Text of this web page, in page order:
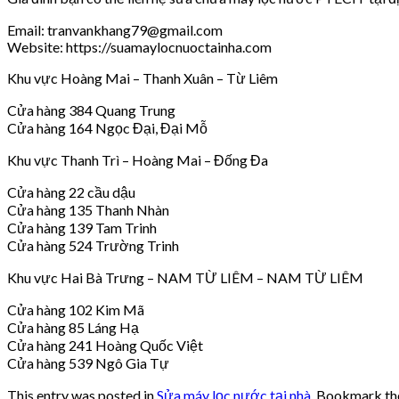
Email: tranvankhang79@gmail.com
Website: https://suamaylocnuoctainha.com
Khu vực Hoàng Mai – Thanh Xuân – Từ Liêm
Cửa hàng 384 Quang Trung
Cửa hàng 164 Ngọc Đại, Đại Mỗ
Khu vực Thanh Trì – Hoàng Mai – Đống Đa
Cửa hàng 22 cầu dậu
Cửa hàng 135 Thanh Nhàn
Cửa hàng 139 Tam Trinh
Cửa hàng 524 Trường Trinh
Khu vực Hai Bà Trưng – NAM TỪ LIÊM – NAM TỪ LIÊM
Cửa hàng 102 Kim Mã
Cửa hàng 85 Láng Hạ
Cửa hàng 241 Hoàng Quốc Việt
Cửa hàng 539 Ngô Gia Tự
This entry was posted inSửa máy lọc nước tại nhà . Bookmark